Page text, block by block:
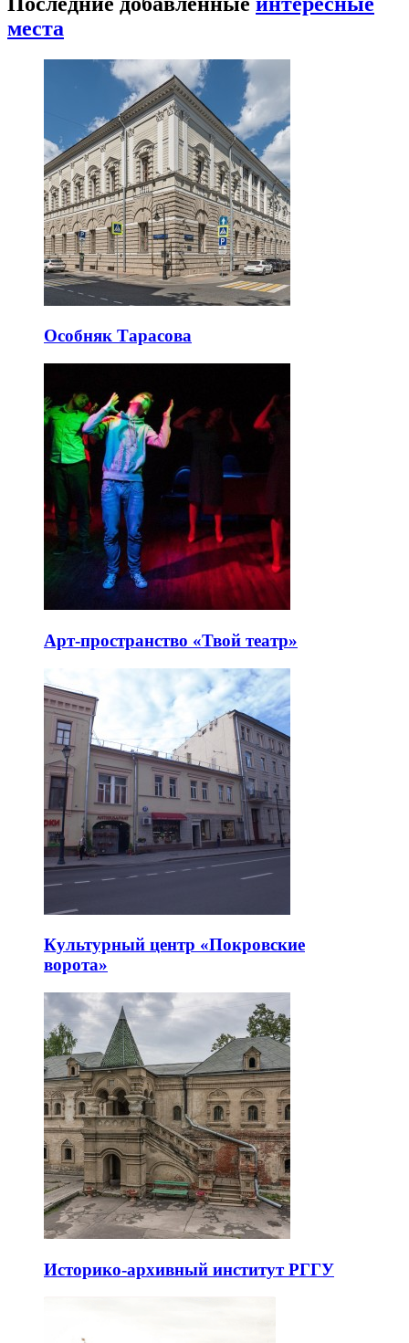
места
Особняк Тарасова
Арт-пространство «Твой театр»
Культурный центр «Покровские
ворота»
Историко-архивный институт РГГУ